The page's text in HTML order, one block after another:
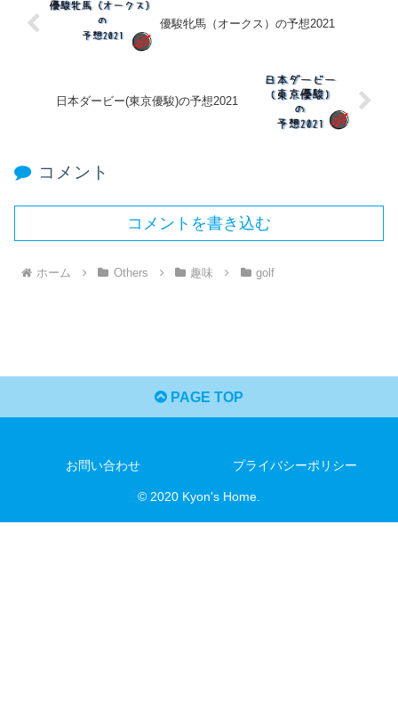
優駿牝馬（オークス）の予想2021
日本ダービー(東京優駿)の予想2021
コメント
コメントを書き込む
ホーム Others 趣味 golf
PAGE TOP
お問い合わせ プライバシーポリシー
© 2020 Kyon's Home.